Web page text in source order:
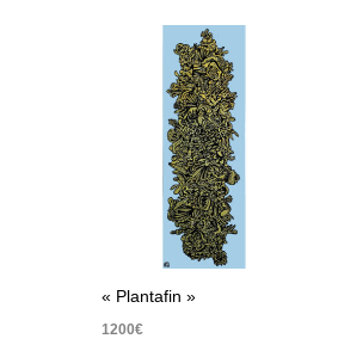
« Plantafin »
1200€